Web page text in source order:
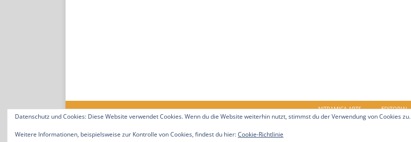
NITRAMICA ARTS EDITORIAL
Datenschutz und Cookies: Diese Website verwendet Cookies. Wenn du die Website weiterhin nutzt, stimmst du der Verwendung von Cookies zu.
Weitere Informationen, beispielsweise zur Kontrolle von Cookies, findest du hier:Cookie-Richtlinie